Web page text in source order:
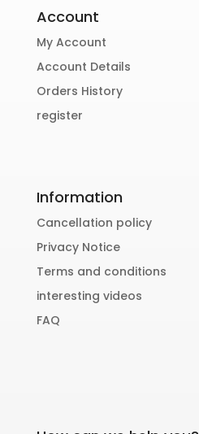
Account
My Account
Account Details
Orders History
register
Information
Cancellation policy
Privacy Notice
Terms and conditions
interesting videos
FAQ